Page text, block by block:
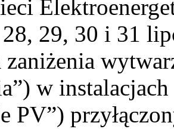
29, 30 i 31
zaniżenia
w
PV”)